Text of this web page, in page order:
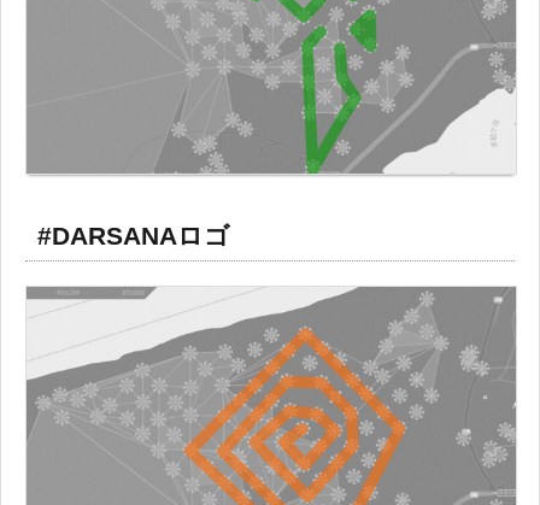
#DARSANAロゴ